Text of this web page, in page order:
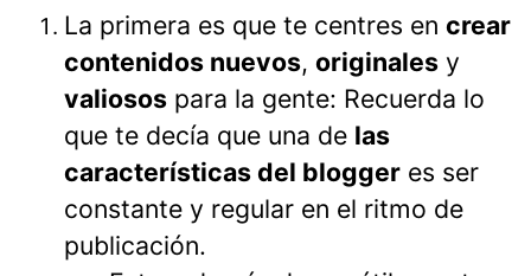
La primera es que te centres en crear
contenidos nuevos, originales y
valiosos para la gente: Recuerda lo
que te decía que una de las
características del blogger es ser
constante y regular en el ritmo de
publicación.